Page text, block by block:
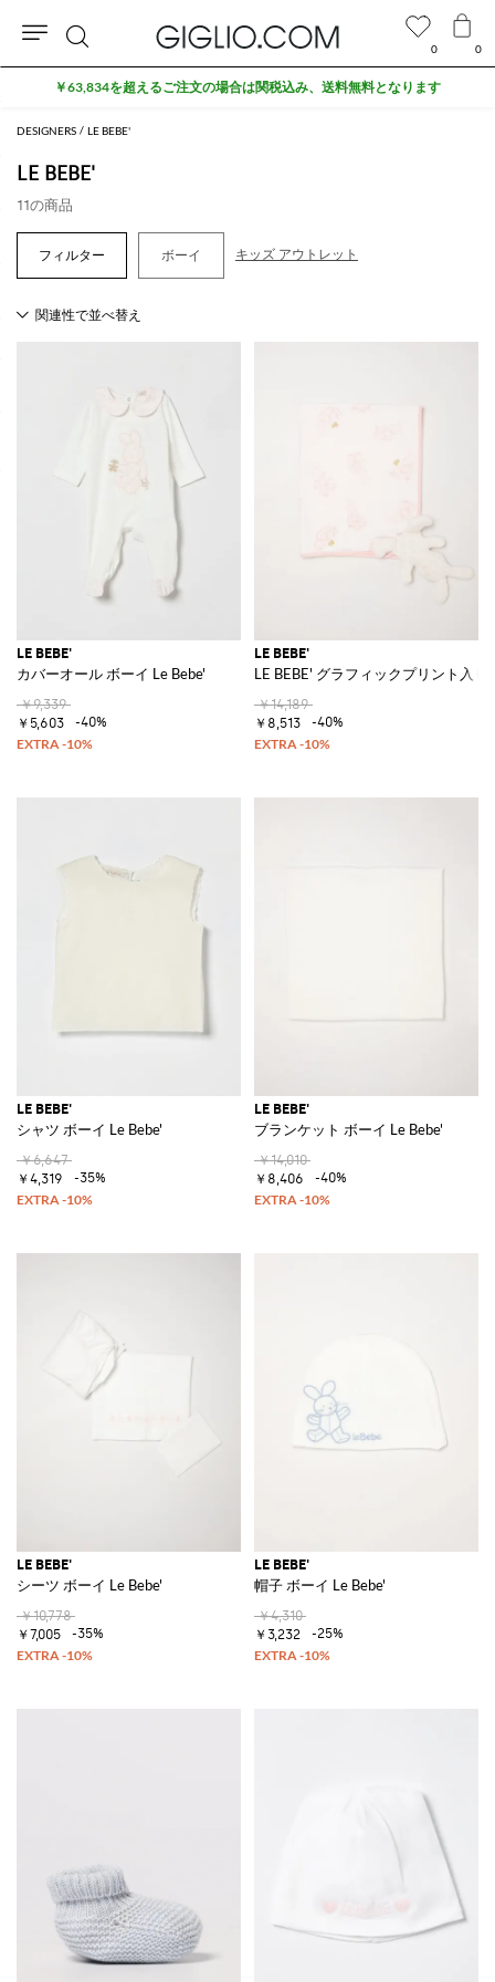
DESIGNERS LE BEBE'
LE BEBE'
11の商品
ボーイ キッズ アウトレット
LE BEBE'
カバーオール ボーイ Le Bebe'
￥9,339
￥5,603
-40%
LE BEBE'
LE BEBE' グラフィックプリント入
￥14,189
￥8,513
-40%
LE BEBE'
シャツ ボーイ Le Bebe'
￥6,647
￥4,319
-35%
LE BEBE'
ブランケット ボーイ Le Bebe'
￥14,010
￥8,406
-40%
LE BEBE'
シーツ ボーイ Le Bebe'
￥10,778
￥7,005
-35%
LE BEBE'
帽子 ボーイ Le Bebe'
￥4,310
￥3,232
-25%
0 0
検
索
￥63,834を超えるご注文の場合は関税込み、送料無料となります